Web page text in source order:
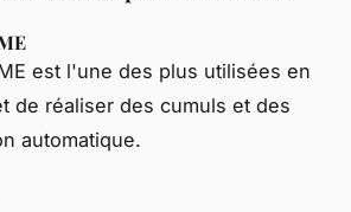
est l'une des plus utilisées en
de réaliser des cumuls et des
automatique.